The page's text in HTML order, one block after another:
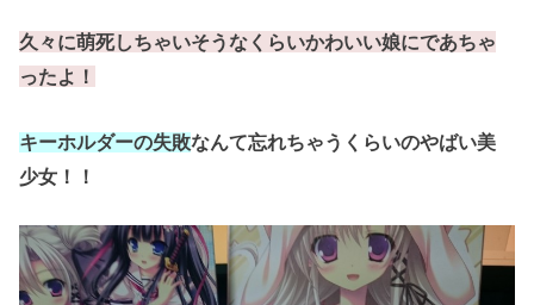
久々に萌死しちゃいそうなくらいかわいい娘にであちゃ
ったよ！
キーホルダーの失敗なんて忘れちゃうくらいのやばい美
少女！！